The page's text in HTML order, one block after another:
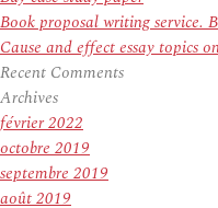
Book proposal writing service.
Cause and effect essay topics
Recent Comments
Archives
février 2022
octobre 2019
septembre 2019
août 2019